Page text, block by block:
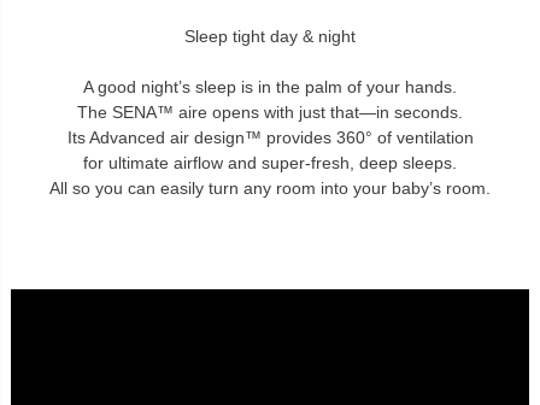
Sleep tight day & night
A good night’s sleep is in the palm of your hands.
The SENA™ aire opens with just that—in seconds.
Its Advanced air design™ provides 360° of ventilation
for ultimate airflow and super-fresh, deep sleeps.
All so you can easily turn any room into your baby’s room.